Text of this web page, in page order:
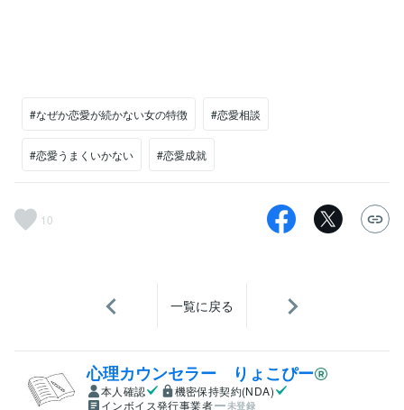
#なぜか恋愛が続かない女の特徴 #恋愛相談
#恋愛うまくいかない #恋愛成就
10
一覧に戻る
心理カウンセラー りょこぴー
本人確認
機密保持契約(NDA)
インボイス発行事業者
未登録